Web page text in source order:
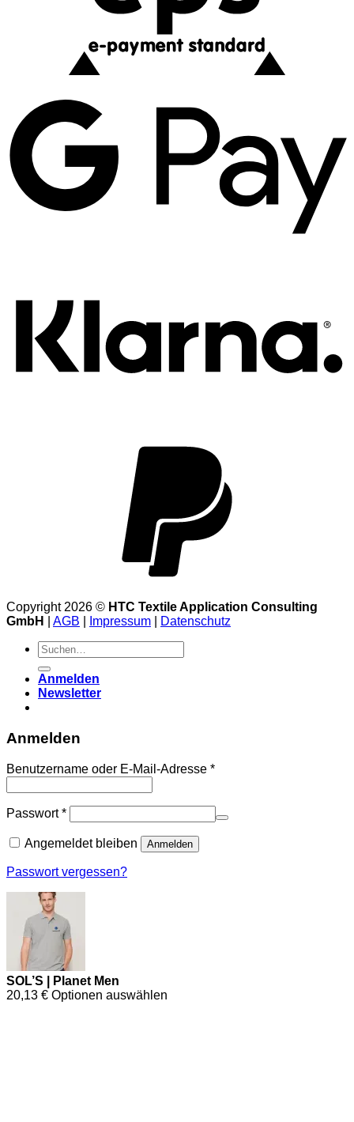
Copyright 2026 © HTC Textile Application Consulting
GmbH
AGB Impressum
Datenschutz
Suchen
nach:
Anmelden
Newsletter
Anmelden
Benutzername oder E-Mail-Adresse *
Passwort*
Angemeldet bleiben Anmelden
Passwort vergessen?
SOL’S | Planet Men
20,13 € Optionen auswählen